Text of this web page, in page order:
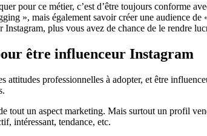
pour ce métier, c’est d’être toujours conforme
», mais également savoir créer une audience
plus vous avez de chance de le rendre
être influenceur Instagram
attitudes professionnelles à adopter, et être
tout un aspect marketing. Mais surtout un profil
intéressant, tendance, etc.